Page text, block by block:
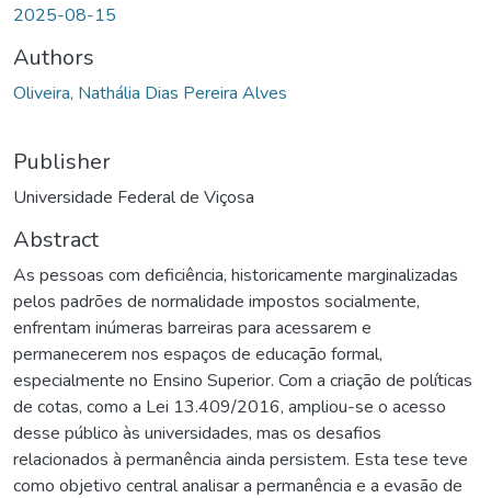
2025-08-15
Authors
Oliveira, Nathália Dias Pereira Alves
Publisher
Universidade Federal de Viçosa
Abstract
As pessoas com deficiência, historicamente marginalizadas
pelos padrões de normalidade impostos socialmente,
enfrentam inúmeras barreiras para acessarem e
permanecerem nos espaços de educação formal,
especialmente no Ensino Superior. Com a criação de políticas
de cotas, como a Lei 13.409/2016, ampliou-se o acesso
desse público às universidades, mas os desafios
relacionados à permanência ainda persistem. Esta tese teve
como objetivo central analisar a permanência e a evasão de